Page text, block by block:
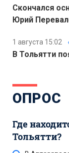
Скончался
Юрий
1 августа 15:02
В Тольятти
ОПРОС
Где
Тольятти?